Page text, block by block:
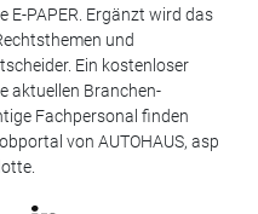
PAPER. Ergänzt wird das
und
Ein kostenloser
aktuellen Branchen-
Fachpersonal finden
von AUTOHAUS, asp